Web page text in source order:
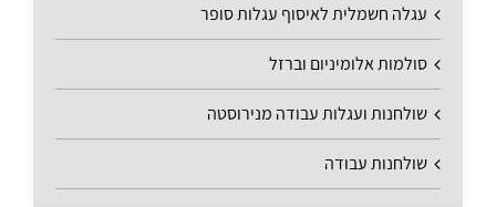
עגלה חשמלית לאיסוף עגלות סופר
סולמות אלומיניום וברזל
שולחנות ועגלות עבודה מנירוסטה
שולחנות עבודה